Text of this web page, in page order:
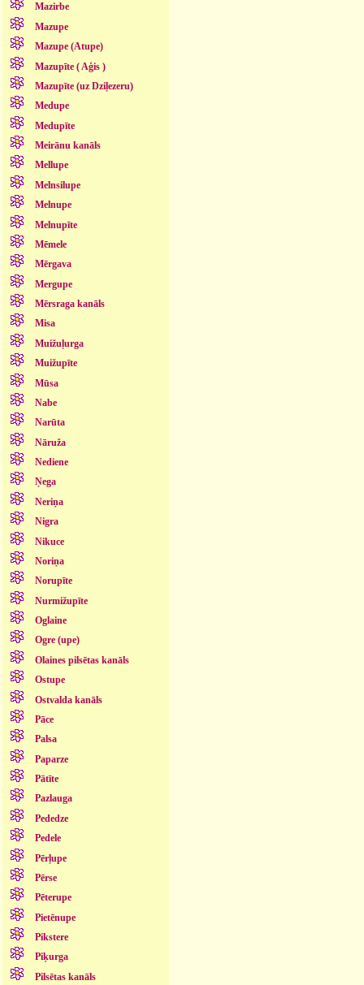
Mazirbe
Mazupe
Mazupe (Atupe)
Mazupīte ( Aģis )
Mazupīte (uz Dziļezeru)
Medupe
Medupīte
Meirānu kanāls
Mellupe
Melnsilupe
Melnupe
Melnupīte
Mēmele
Mērgava
Mergupe
Mērsraga kanāls
Misa
Muižuļurga
Muižupīte
Mūsa
Nabe
Narūta
Nāruža
Nediene
Ņega
Neriņa
Nigra
Nikuce
Noriņa
Norupīte
Nurmižupīte
Oglaine
Ogre (upe)
Olaines pilsētas kanāls
Ostupe
Ostvalda kanāls
Pāce
Palsa
Paparze
Pātīte
Pazlauga
Pededze
Pedele
Pērļupe
Pērse
Pēterupe
Pietēnupe
Pikstere
Piķurga
Pilsētas kanāls